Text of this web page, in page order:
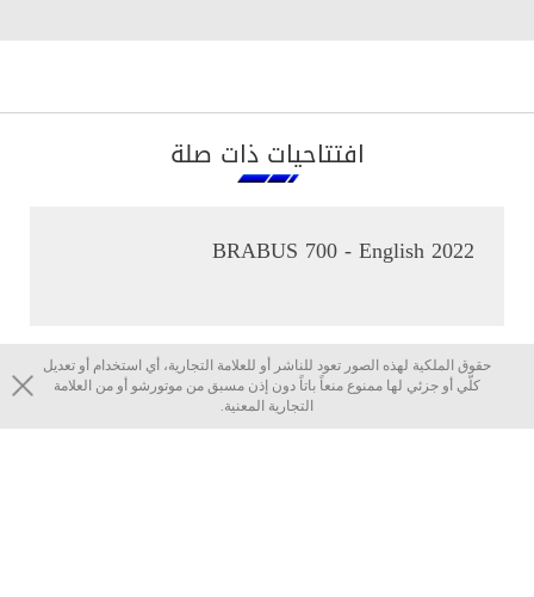
افتتاحيات ذات صلة
2022 BRABUS 700 - English
حقوق الملكية لهذه الصور تعود للناشر أو للعلامة التجارية، أي استخدام أو تعديل
كلّي أو جزئي لها ممنوع منعاً باتاً دون إذن مسبق من موتورشو أو من العلامة
التجارية المعنية.